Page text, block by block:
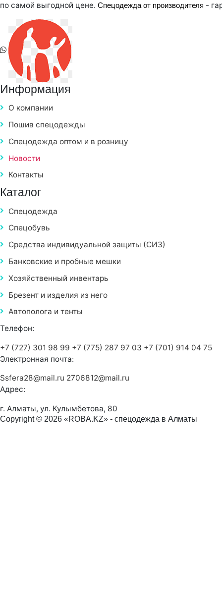
по самой выгодной цене. Спецодежда от производителя -
Информация
О компании
Пошив спецодежды
Спецодежда оптом и в розницу
Новости
Контакты
Каталог
Спецодежда
Спецобувь
Средства индивидуальной защиты (СИЗ)
Банковские и пробные мешки
Хозяйственный инвентарь
Брезент и изделия из него
Автополога и тенты
Телефон:
+7 (727) 301 98 99 +7 (775) 287 97 03 +7 (701) 914 04 75
Электронная почта:
Ssfera28@mail.ru 2706812@mail.ru
Адрес:
г. Алматы, ул. Кулымбетова, 80
Copyright © 2026 «ROBA.KZ» - спецодежда в Алматы